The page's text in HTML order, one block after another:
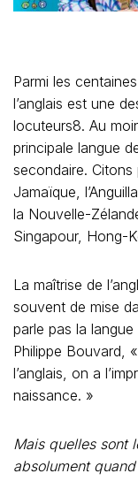
Parmi les
l’anglais est une
locuteurs8. Au
principale langue
secondaire. Citons
Jamaïque,
la Nouvelle-
Singapour, Hong-
La maîtrise de
souvent de mise
parle pas la
Philippe Bouvard,
l’anglais, on a
naissance. »
Mais quelles sont
absolument